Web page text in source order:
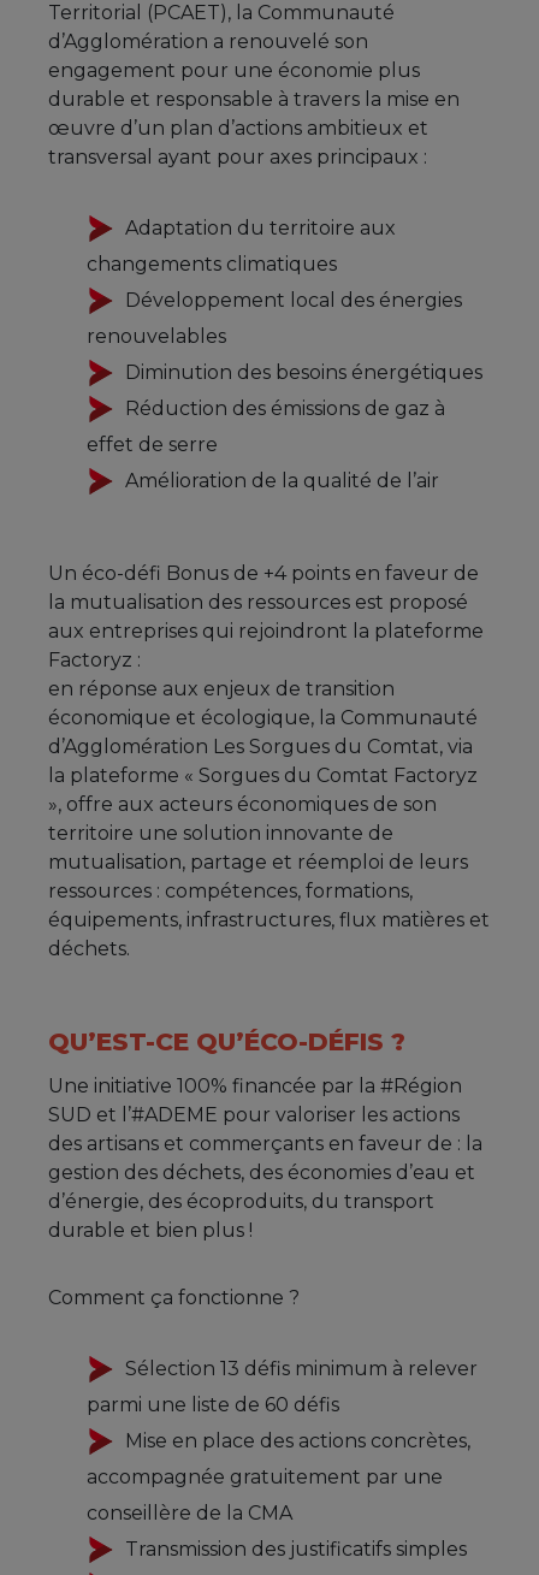
Territorial (PCAET), la Communauté
d’Agglomération a renouvelé son
engagement pour une économie plus
durable et responsable à travers la mise en
œuvre d’un plan d’actions ambitieux et
transversal ayant pour axes principaux :
Adaptation du territoire aux
changements climatiques
Développement local des énergies
renouvelables
Diminution des besoins énergétiques
Réduction des émissions de gaz à
effet de serre
Amélioration de la qualité de l’air
Un éco-défi Bonus de +4 points en faveur de
la mutualisation des ressources est proposé
aux entreprises qui rejoindront la plateforme
Factoryz :
en réponse aux enjeux de transition
économique et écologique, la Communauté
d’Agglomération Les Sorgues du Comtat, via
la plateforme « Sorgues du Comtat Factoryz
», offre aux acteurs économiques de son
territoire une solution innovante de
mutualisation, partage et réemploi de leurs
ressources : compétences, formations,
équipements, infrastructures, flux matières et
déchets.
QU’EST-CE QU’ÉCO-DÉFIS ?
Une initiative 100% financée par la #Région
SUD et l’#ADEME pour valoriser les actions
des artisans et commerçants en faveur de : la
gestion des déchets, des économies d’eau et
d’énergie, des écoproduits, du transport
durable et bien plus !
Comment ça fonctionne ?
Sélection 13 défis minimum à relever
parmi une liste de 60 défis
Mise en place des actions concrètes,
accompagnée gratuitement par une
conseillère de la CMA
Transmission des justificatifs simples